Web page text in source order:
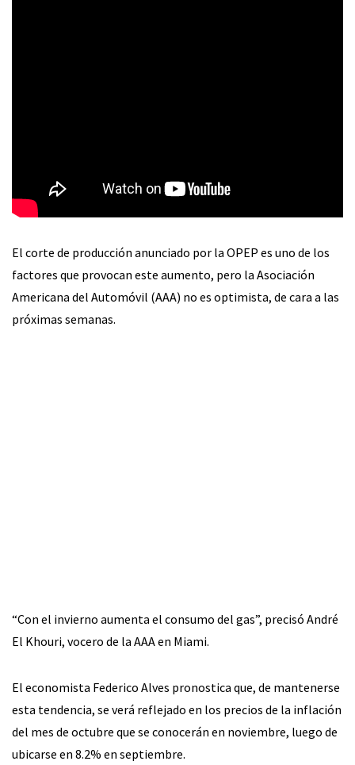
El corte de producción anunciado por la OPEP es uno de los
factores que provocan este aumento, pero la Asociación
Americana del Automóvil (AAA) no es optimista, de cara a las
próximas semanas.
“Con el invierno aumenta el consumo del gas”, precisó André
El Khouri, vocero de la AAA en Miami.
El economista Federico Alves pronostica que, de mantenerse
esta tendencia, se verá reflejado en los precios de la inflación
del mes de octubre que se conocerán en noviembre, luego de
ubicarse en 8.2% en septiembre.